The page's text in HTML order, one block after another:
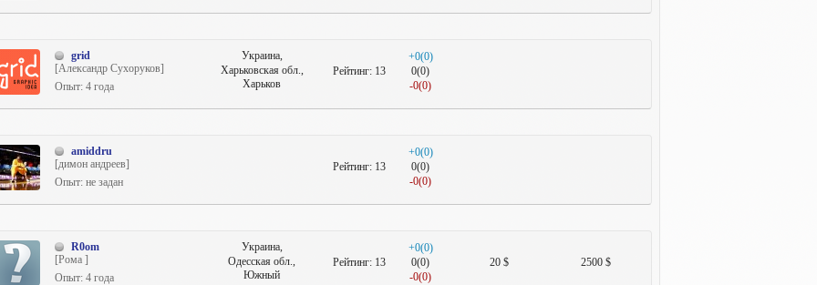
grid
[Александр Сухоруков]
Опыт: 4 года
+0(0)
0(0)
-0(0)
Рейтинг:13
Украина,
Харьковская обл.,
Харьков
amiddru
[димон андреев]
Опыт: не задан
+0(0)
0(0)
-0(0)
Рейтинг:13
R0om
[Рома ]
Опыт: 4 года
2500 $
20 $
+0(0)
0(0)
-0(0)
Рейтинг:13
Украина,
Одесская обл.,
Южный